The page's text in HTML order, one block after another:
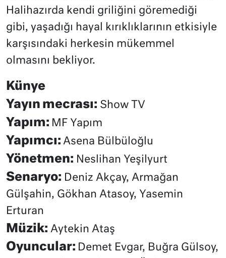
Halihazırda kendi griliğini göremediği
gibi, yaşadığı hayal kırıklıklarının etkisiyle
karşısındaki herkesin mükemmel
olmasını bekliyor.
Künye
Yayın mecrası: Show TV
Yapım: MF Yapım
Yapımcı: Asena Bülbüloğlu
Yönetmen: Neslihan Yeşilyurt
Senaryo: Deniz Akçay, Armağan
Gülşahin, Gökhan Atasoy, Yasemin
Erturan
Müzik: Aytekin Ataş
Oyuncular: Demet Evgar, Buğra Gülsoy,